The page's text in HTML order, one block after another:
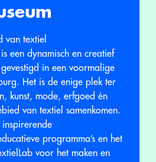
van textiel
is een dynamisch en creatief
in een voormalige
Het is de enige plek ter
kunst, mode, erfgoed én
van textiel samenkomen.
programma’s en het
voor het maken en